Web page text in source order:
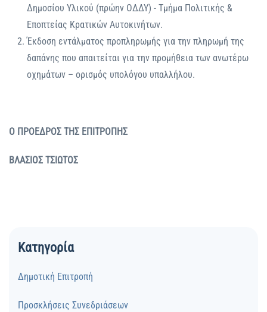
Δημοσίου Υλικού (πρώην ΟΔΔΥ) - Τμήμα Πολιτικής &
Εποπτείας Κρατικών Αυτοκινήτων.
Έκδοση εντάλματος προπληρωμής για την πληρωμή της
δαπάνης που απαιτείται για την προμήθεια των ανωτέρω
οχημάτων – ορισμός υπολόγου υπαλλήλου.
Ο ΠΡΟΕΔΡΟΣ ΤΗΣ ΕΠΙΤΡΟΠΗΣ
ΒΛΑΣΙΟΣ ΤΣΙΩΤΟΣ
Κατηγορία
Δημοτική Eπιτροπή
Προσκλήσεις Συνεδριάσεων